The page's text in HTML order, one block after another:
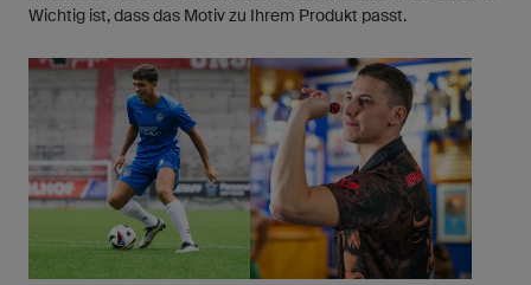
Wichtig ist, dass das Motiv zu Ihrem Produkt passt.